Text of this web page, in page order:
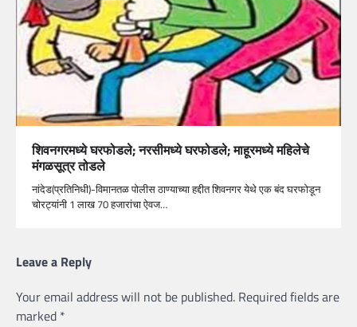
शिवनगरमध्ये घरफोडले; नरसीमध्ये घरफोडले; माहूरमध्ये महिलेचे
मंगळसूत्र तोडले
नांदेड(प्रतिनिधी)-विमानतळ पोलीस ठाण्याच्या हद्दीत शिवनगर येथे एक बंद घरफोडून
चोरट्यांनी 1 लाख 70 हजारांचा ऐवज…
Leave a Reply
Your email address will not be published. Required fields are
marked *